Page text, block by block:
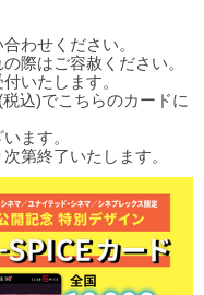
わせください。
際はご容赦ください。
いたします。
込)でこちらのカードに
ます。
第終了いたします。